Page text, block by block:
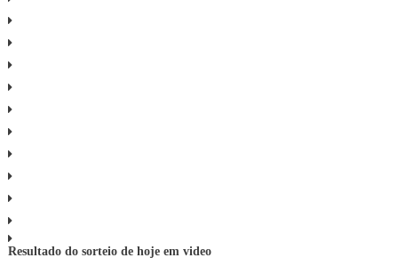
Resultado do sorteio de hoje em video